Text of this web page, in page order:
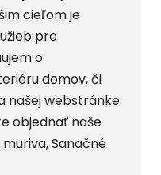
cieľom je
pre
o
domov, či
našej webstránke
objednať naše
Sanačné